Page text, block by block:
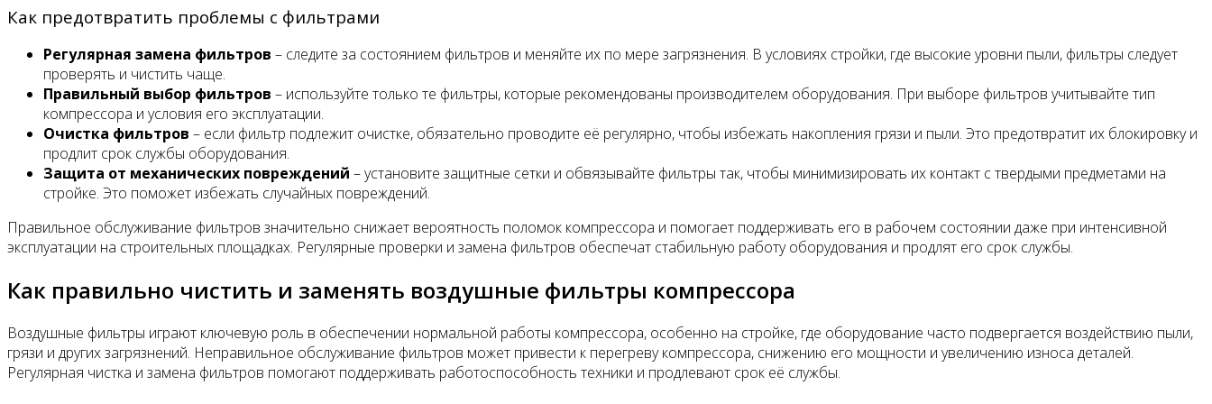
Как предотвратить проблемы с фильтрами
Регулярная замена фильтров – следите за состоянием фильтров и меняйте их по мере загрязнения. В условиях стройки, где высокие уровни пыли, фильтры следует
проверять и чистить чаще.
Правильный выбор фильтров – используйте только те фильтры, которые рекомендованы производителем оборудования. При выборе фильтров учитывайте тип
компрессора и условия его эксплуатации.
Очистка фильтров – если фильтр подлежит очистке, обязательно проводите её регулярно, чтобы избежать накопления грязи и пыли. Это предотвратит их блокировку и
продлит срок службы оборудования.
Защита от механических повреждений – установите защитные сетки и обвязывайте фильтры так, чтобы минимизировать их контакт с твердыми предметами на
стройке. Это поможет избежать случайных повреждений.
Правильное обслуживание фильтров значительно снижает вероятность поломок компрессора и помогает поддерживать его в рабочем состоянии даже при интенсивной
эксплуатации на строительных площадках. Регулярные проверки и замена фильтров обеспечат стабильную работу оборудования и продлят его срок службы.
Как правильно чистить и заменять воздушные фильтры компрессора
Воздушные фильтры играют ключевую роль в обеспечении нормальной работы компрессора, особенно на стройке, где оборудование часто подвергается воздействию пыли,
грязи и других загрязнений. Неправильное обслуживание фильтров может привести к перегреву компрессора, снижению его мощности и увеличению износа деталей.
Регулярная чистка и замена фильтров помогают поддерживать работоспособность техники и продлевают срок её службы.